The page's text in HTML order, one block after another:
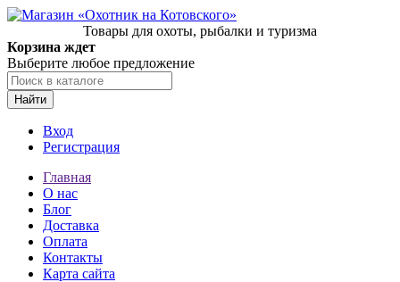
Товары для охоты, рыбалки и туризма
Корзина ждет
Выберите любое предложение
Найти
Вход
Регистрация
Главная
О нас
Блог
Доставка
Оплата
Контакты
Карта сайта